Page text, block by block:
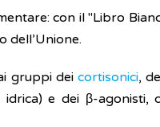
con il "Libro
dell’Unione.
gruppi dei cortisonici,
e dei β-agonisti,